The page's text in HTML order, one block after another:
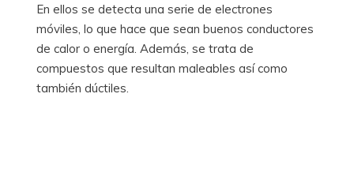
En ellos se detecta una serie de electrones
móviles, lo que hace que sean buenos conductores
de calor o energía. Además, se trata de
compuestos que resultan maleables así como
también dúctiles.